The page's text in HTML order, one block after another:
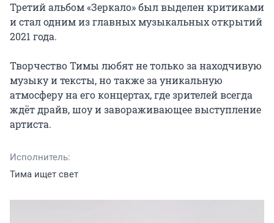
Третий альбом «Зеркало» был выделен критиками
и стал одним из главных музыкальных открытий
2021 года.
Творчество Тимы любят не только за находчивую
музыку и тексты, но также за уникальную
атмосферу на его концертах, где зрителей всегда
ждёт драйв, шоу и завораживающее выступление
артиста.
Исполнитель:
Тима ищет свет